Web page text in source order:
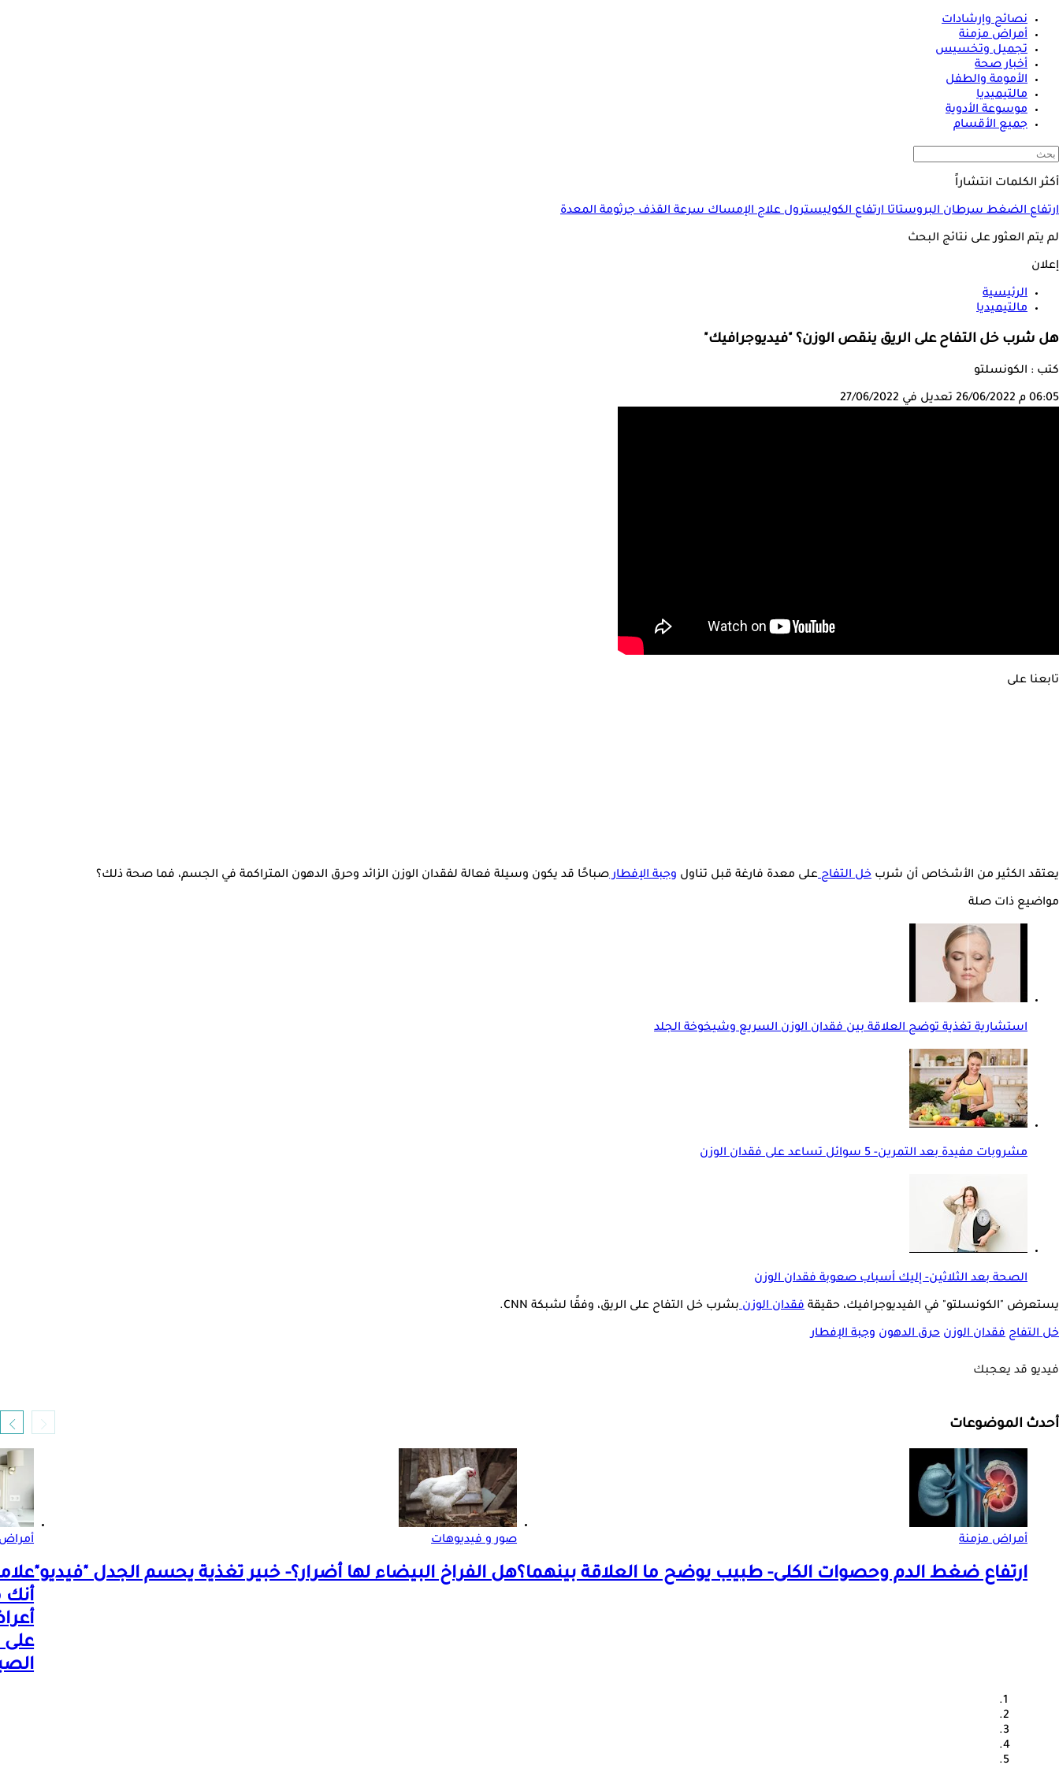
نصائح وإرشادات
أمراض مزمنة
تجميل وتخسيس
أخبار صحة
الأمومة والطفل
مالتيميديا
موسوعة الأدوية
جميع الأقسام
أكثر الكلمات انتشاراً
ارتفاع الضغطسرطان البروستاتاارتفاع الكوليسترولعلاج الإمساكسرعة القذفجرثومة المعدة
لم يتم العثور على نتائج البحث
إعلان
الرئيسية
مالتيميديا
هل شرب خل التفاح على الريق ينقص الوزن؟ "فيديوجرافيك"
كتب : الكونسلتو
06:05 م 26/06/2022 تعديل في 27/06/2022
تابعنا على
يعتقد الكثير من الأشخاص أن شرب خل التفاحعلى معدة فارغة قبل تناول وجبة الإفطارصباحًا قد يكون وسيلة فعالة لفقدان الوزن الزائد وحرق الدهون المتراكمة في الجسم، فما صحة ذلك؟
مواضيع ذات صلة
استشارية تغذية توضح العلاقة بين فقدان الوزن السريع وشيخوخة الجلد
مشروبات مفيدة بعد التمرين- 5 سوائل تساعد على فقدان الوزن
الصحة بعد الثلاثين- إليك أسباب صعوبة فقدان الوزن
يستعرض "الكونسلتو" في الفيديوجرافيك، حقيقة فقدان الوزنبشرب خل التفاح على الريق، وفقًا لشبكة CNN.
خل التفاح فقدان الوزن حرق الدهون وجبة الإفطار
فيديو قد يعجبك
أحدث الموضوعات
أمراض مزمنة
ارتفاع ضغط الدم وحصوات الكلى- طبيب يوضح ما العلاقة بينهما؟
صور و فيديوهات
هل الفراخ البيضاء لها أضرار؟- خبير تغذية يحسم الجدل "فيديو"